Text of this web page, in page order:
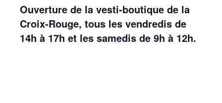
Ouverture de la vesti-boutique de la
Croix-Rouge, tous les vendredis de
14h à 17h et les samedis de 9h à 12h.